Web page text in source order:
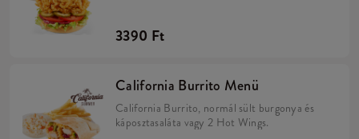
3390 Ft
California Burrito Menü
California Burrito, normál sült burgonya és
káposztasaláta vagy 2 Hot Wings.